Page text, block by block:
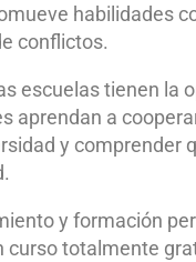
habilidades
conflictos.
escuelas tienen la
aprendan a
y comprender
y formación
curso totalmente